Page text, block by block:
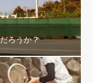
ろうか？